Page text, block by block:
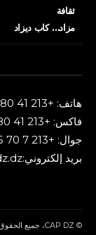
ثقافة
مزاد… كاب ديزاد
هاتف: +213 41 80 32 62
فاكس: +213 41 80 32 63
جوال: +213 7 70 65 93 89
بريد إلكتروني:contact@capdz.dz
© CAP DZ، جميع الحقوق محفوظة